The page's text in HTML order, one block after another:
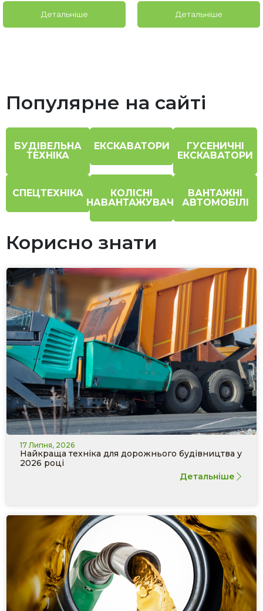
Детальніше Детальніше
Популярне на сайті
БУДІВЕЛЬНА
ТЕХНІКА
ЕКСКАВАТОРИ
ГУСЕНИЧНІ
ЕКСКАВАТОРИ
СПЕЦТЕХНІКА
КОЛІСНІ
НАВАНТАЖУВАЧІ
ВАНТАЖНІ
АВТОМОБІЛІ
Корисно знати
17 Липня, 2026
Найкраща техніка для дорожнього будівництва у
2026 році
Детальніше